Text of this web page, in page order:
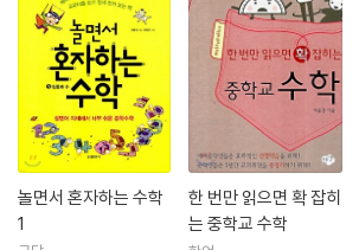
놀면서 혼자하는 수학
1
한 번만 읽으면 확 잡히
는 중학교 수학